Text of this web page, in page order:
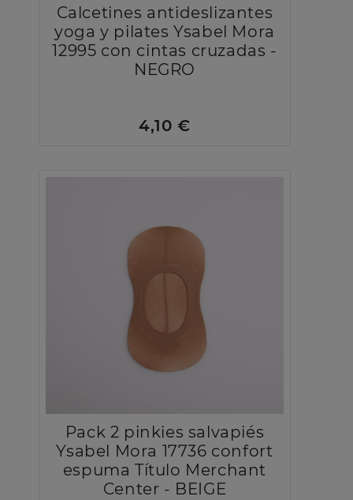
Calcetines antideslizantes
yoga y pilates Ysabel Mora
12995 con cintas cruzadas -
NEGRO
4,10 €
Pack 2 pinkies salvapiés
Ysabel Mora 17736 confort
espuma Título Merchant
Center - BEIGE